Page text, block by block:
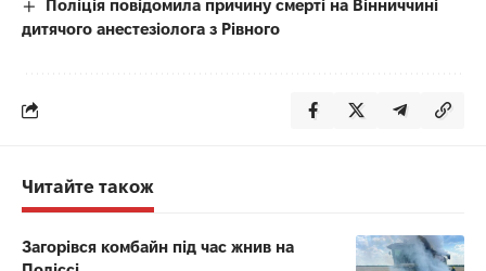
Поліція повідомила причину смерті на Вінниччині
дитячого анестезіолога з Рівного
Читайте також
Загорівся комбайн під час жнив на